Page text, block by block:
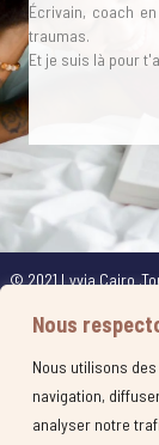
Nous
Nous utilisons
navigation,
analyser notre
Écrivain, coach
traumas.
Et je suis là pour
© 2021 Lyvia Cairo